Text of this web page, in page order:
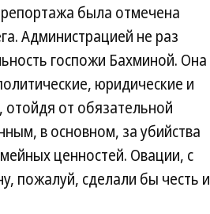
была отмечена
Администрацией не раз
госпожи Бахминой. Она
юридические и
от обязательной
в основном, за убийства
ценностей. Овации, с
пожалуй, сделали бы честь и